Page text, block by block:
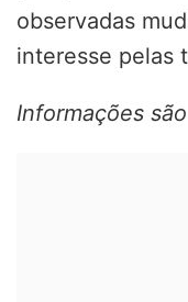
observadas
interesse pelas
Informações